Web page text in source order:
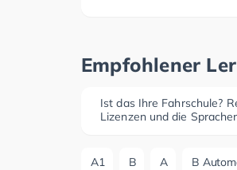
Empfohlener
Ist das Ihre Fahrschule?
Lizenzen und die
A1 B A B